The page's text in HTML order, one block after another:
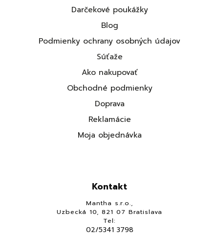
Darčekové poukážky
Blog
Podmienky ochrany osobných údajov
Súťaže
Ako nakupovať
Obchodné podmienky
Doprava
Reklamácie
Moja objednávka
Kontakt
Mantha s.r.o.,
Uzbecká 10, 821 07 Bratislava
Tel:
02/5341 3798